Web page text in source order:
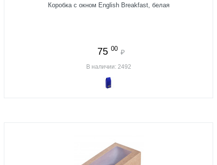
Коробка с окном English Breakfast, белая
75 00 ₽
В наличии: 2492